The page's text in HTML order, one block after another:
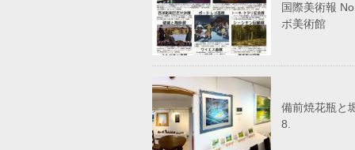
国際美術報
ボ美術館
備前焼花瓶と
8.